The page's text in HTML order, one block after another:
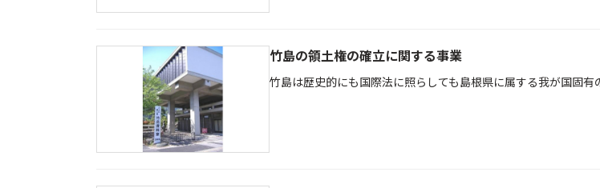
竹島の領土権の確立に関する事業
竹島は歴史的にも国際法に照らしても島根県に属する我が国固有